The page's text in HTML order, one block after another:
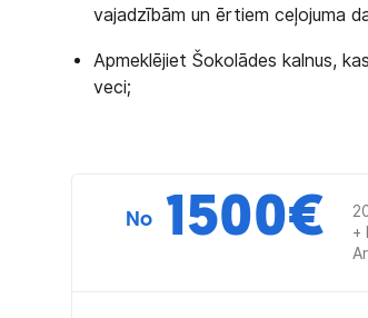
vajadzībām un ērtiem ceļojuma
Apmeklējiet Šokolādes kalnus,
veci;
No 1500€
+